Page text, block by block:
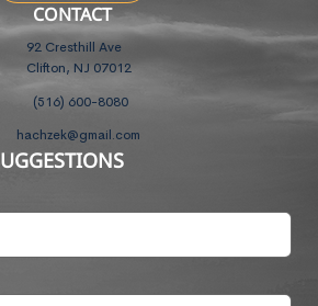
CONTACT
92 Cresthill Ave
Clifton, NJ 07012
(516) 600-8080
hachzek@gmail.com